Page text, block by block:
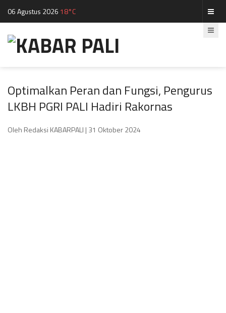
06 Agustus 2026 18°C
Optimalkan Peran dan Fungsi, Pengurus
LKBH PGRI PALI Hadiri Rakornas
Oleh Redaksi KABARPALI | 31 Oktober 2024